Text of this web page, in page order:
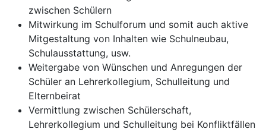
zwischen Schülern
Mitwirkung im Schulforum und somit auch aktive
Mitgestaltung von Inhalten wie Schulneubau,
Schulausstattung, usw.
Weitergabe von Wünschen und Anregungen der
Schüler an Lehrerkollegium, Schulleitung und
Elternbeirat
Vermittlung zwischen Schülerschaft,
Lehrerkollegium und Schulleitung bei Konfliktfällen